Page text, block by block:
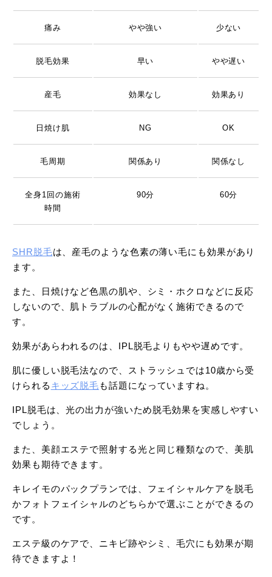
痛み やや強い 少ない
脱毛効果 早い やや遅い
産毛 効果なし 効果あり
日焼け肌 NG OK
毛周期 関係あり 関係なし
全身1回の施術
時間
90分 60分
SHR脱毛は、産毛のような色素の薄い毛にも効果があり
ます。
また、日焼けなど色黒の肌や、シミ・ホクロなどに反応
しないので、肌トラブルの心配がなく施術できるので
す。
効果があらわれるのは、IPL脱毛よりもやや遅めです。
肌に優しい脱毛法なので、ストラッシュでは10歳から受
けられる キッズ脱毛も話題になっていますね。
IPL脱毛は、光の出力が強いため脱毛効果を実感しやすい
でしょう。
また、美顔エステで照射する光と同じ種類なので、美肌
効果も期待できます。
キレイモのパックプランでは、フェイシャルケアを脱毛
かフォトフェイシャルのどちらかで選ぶことができるの
です。
エステ級のケアで、ニキビ跡やシミ、毛穴にも効果が期
待できますよ！